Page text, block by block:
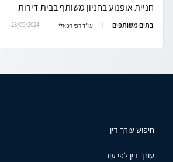
חניית אופנוע בחניון משותף בבית דירות
בתים משותפים עו"ד רפי רפאלי 23/09/2024
חיפוש עורך דין
עורך דין לפי עיר